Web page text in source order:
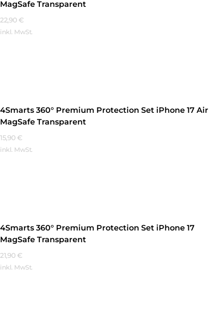
MagSafe Transparent
22,90 €
inkl. MwSt.
4Smarts 360° Premium Protection Set iPhone 17 Air
MagSafe Transparent
15,90 €
inkl. MwSt.
4Smarts 360° Premium Protection Set iPhone 17
MagSafe Transparent
21,90 €
inkl. MwSt.